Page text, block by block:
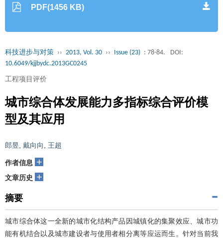
PDF(1456 KB)
科技进步与对策 ›› 2013, Vol. 30 ›› Issue (23) : 78-84.
DOI:
10.6049/kjjbydc.2013GC0245
工程项目评价
城市综合体发展能力多指标综合评价模
型及其应用
郎昱 戴向向 王超
作者信息 +
文章历史 +
摘要
城市综合体这一全新的城市化结构产品因城镇化的集聚效应、城市功
能有机结合以及城市建设者与使用者相分离等应运而生。针对当前我